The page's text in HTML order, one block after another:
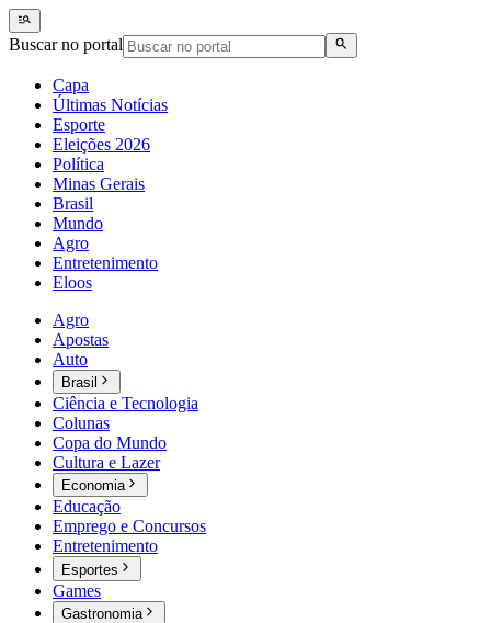
Buscar no portal
Capa
Últimas Notícias
Esporte
Eleições 2026
Política
Minas Gerais
Brasil
Mundo
Agro
Entretenimento
Eloos
Agro
Apostas
Auto
Brasil
Ciência e Tecnologia
Colunas
Copa do Mundo
Cultura e Lazer
Economia
Educação
Emprego e Concursos
Entretenimento
Esportes
Games
Gastronomia